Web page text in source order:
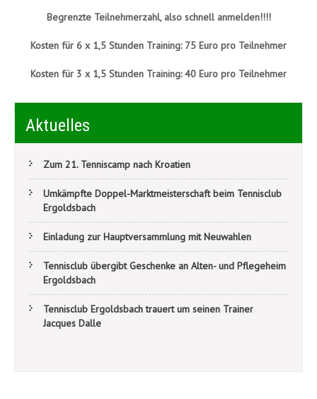
Begrenzte Teilnehmerzahl, also schnell anmelden!!!!
Kosten für 6 x 1,5 Stunden Training: 75 Euro pro Teilnehmer
Kosten für 3 x 1,5 Stunden Training: 40 Euro pro Teilnehmer
Beitragsnavigation
Erfolgreicher Saisonauftakt für den Tennis-Nachwuchs
Aktuelles
Zum 21. Tenniscamp nach Kroatien
Umkämpfte Doppel-Marktmeisterschaft beim Tennisclub
Ergoldsbach
Einladung zur Hauptversammlung mit Neuwahlen
Tennisclub übergibt Geschenke an Alten- und Pflegeheim
Ergoldsbach
Tennisclub Ergoldsbach trauert um seinen Trainer
Jacques Dalle